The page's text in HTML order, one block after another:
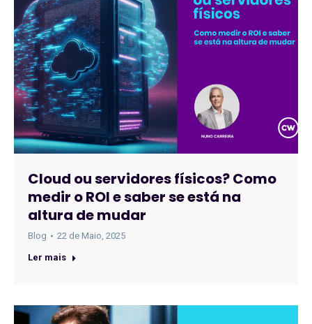
Cloud ou servidores físicos? Como
medir o ROI e saber se está na
altura de mudar
Blog 22 de Maio, 2025
Ler mais